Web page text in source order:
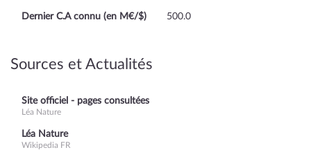
Dernier C.A connu (en M€/$) 500.0
Sources et Actualités
Site officiel - pages consultées
Léa Nature
Léa Nature
Wikipedia FR